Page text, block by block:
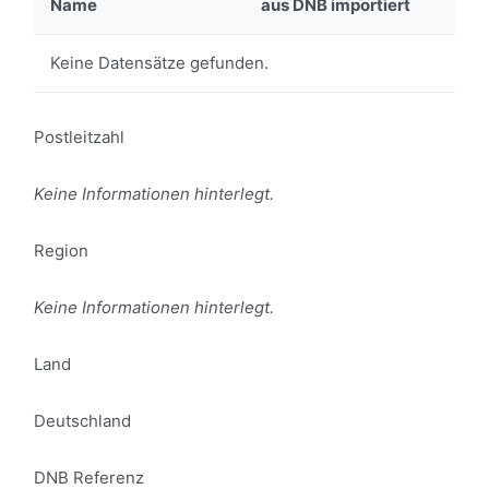
Name aus DNB importiert
Keine Datensätze gefunden.
Postleitzahl
Keine Informationen hinterlegt.
Region
Keine Informationen hinterlegt.
Land
Deutschland
DNB Referenz